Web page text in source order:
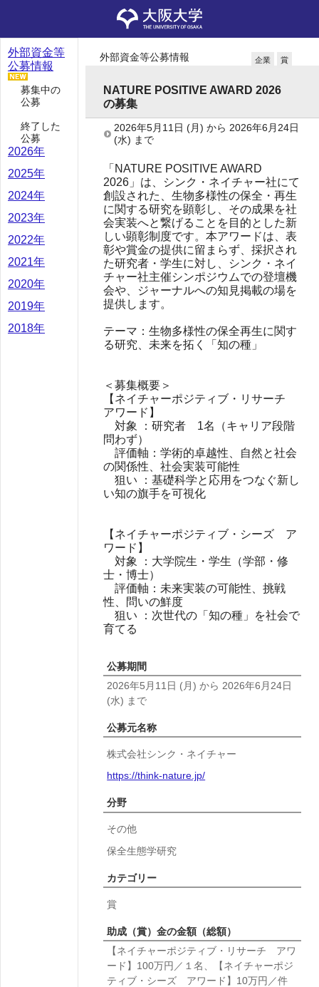
外部資金等
公募情報
募集中の
公募
終了した
公募
2026年
2025年
2024年
2023年
2022年
2021年
2020年
2019年
2018年
外部資金等公募情報 企業 賞
NATURE POSITIVE AWARD 2026
の募集
2026年5月11日 (月) から 2026年6月24日
(水) まで
「NATURE POSITIVE AWARD
2026」は、シンク・ネイチャー社にて
創設された、生物多様性の保全・再生
に関する研究を顕彰し、その成果を社
会実装へと繋げることを目的とした新
しい顕彰制度です。本アワードは、表
彰や賞金の提供に留まらず、採択され
た研究者・学生に対し、シンク・ネイ
チャー社主催シンポジウムでの登壇機
会や、ジャーナルへの知見掲載の場を
提供します。
テーマ：生物多様性の保全再生に関す
る研究、未来を拓く「知の種」
＜募集概要＞
【ネイチャーポジティブ・リサーチ
アワード】
対象 ：研究者 1名（キャリア段階
問わず）
評価軸：学術的卓越性、自然と社会
の関係性、社会実装可能性
狙い ：基礎科学と応用をつなぐ新し
い知の旗手を可視化
【ネイチャーポジティブ・シーズ ア
ワード】
対象 ：大学院生・学生（学部・修
士・博士）
評価軸：未来実装の可能性、挑戦
性、問いの鮮度
狙い ：次世代の「知の種」を社会で
育てる
公募期間
2026年5月11日 (月) から 2026年6月24日
(水) まで
公募元名称
株式会社シンク・ネイチャー
https://think-nature.jp/
分野
その他
保全生態学研究
カテゴリー
賞
助成（賞）金の金額（総額）
【ネイチャーポジティブ・リサーチ アワ
ード】100万円／１名、【ネイチャーポジ
ティブ・シーズ アワード】10万円／件